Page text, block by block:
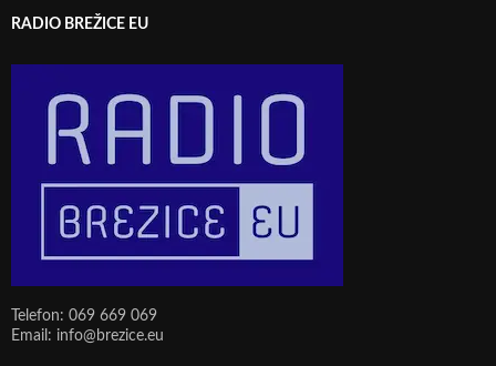
RADIO BREŽICE EU
Telefon: 069 669 069
Email: info@brezice.eu